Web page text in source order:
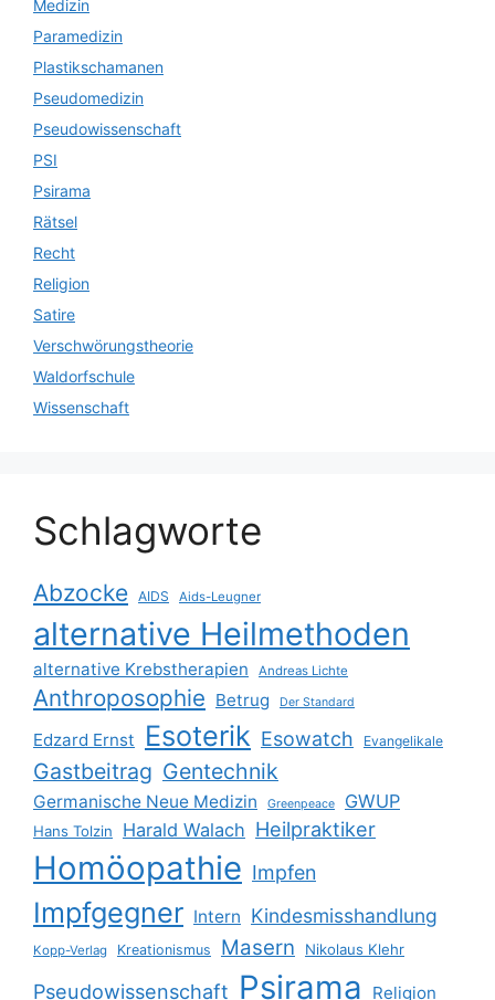
Medizin
Paramedizin
Plastikschamanen
Pseudomedizin
Pseudowissenschaft
PSI
Psirama
Rätsel
Recht
Religion
Satire
Verschwörungstheorie
Waldorfschule
Wissenschaft
Schlagworte
Abzocke AIDS Aids-Leugner
alternative Heilmethoden
alternative Krebstherapien Andreas Lichte
Anthroposophie Betrug Der Standard
Edzard Ernst Esoterik Esowatch Evangelikale
Gastbeitrag Gentechnik
Germanische Neue Medizin Greenpeace GWUP
Hans Tolzin Harald Walach Heilpraktiker
Homöopathie Impfen
Impfgegner Intern Kindesmisshandlung
Kopp-Verlag Kreationismus Masern Nikolaus Klehr
Pseudowissenschaft Psirama Religion